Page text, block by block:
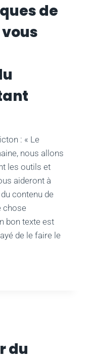
de
: « Le
nous allons
les outils et
aideront à
contenu de
chose
bon texte est
de le faire le
du